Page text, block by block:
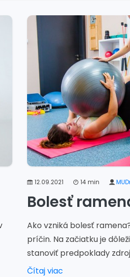
12.09.2021 14 min
Bolesť
Ako vzniká bolesť
príčin. Na začiatku je
stanoviť predpoklady
Čítaj viac